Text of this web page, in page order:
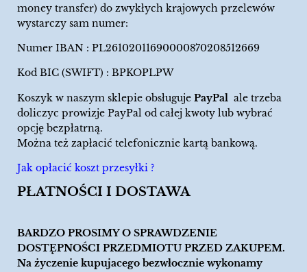
money transfer) do zwykłych krajowych przelewów
wystarczy sam numer:
Numer IBAN : PL26102011690000870208512669
Kod BIC (SWIFT) : BPKOPLPW
Koszyk w naszym sklepie obsługuje PayPal ale trzeba
doliczyc prowizje PayPal od całej kwoty lub wybrać
opcję bezpłatrną.
Można też zapłacić telefonicznie kartą bankową.
Jak opłacić koszt przesyłki ?
PŁATNOŚCI I DOSTAWA
BARDZO PROSIMY O SPRAWDZENIE
DOSTĘPNOŚCI PRZEDMIOTU PRZED ZAKUPEM.
Na życzenie kupujacego bezwłocznie wykonamy